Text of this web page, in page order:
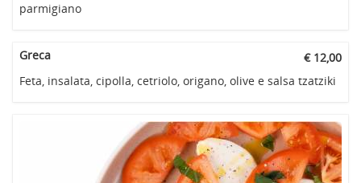
parmigiano
Greca
€ 12,00
Feta, insalata, cipolla, cetriolo, origano, olive e salsa tzatziki